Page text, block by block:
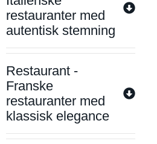
restauranter med
autentisk stemning
Restaurant -
Franske
restauranter med
klassisk elegance